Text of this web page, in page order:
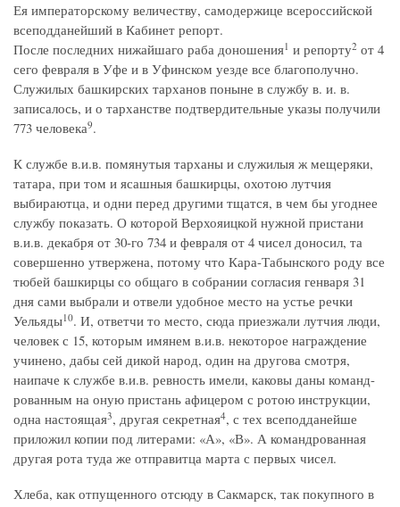
Ея императорскому величеству, самодержице всероссийской
всеподданейший в Кабинет репорт.
После последних нижайшаго раба доношения1 и репорту2 от 4
сего февраля в Уфе и в Уфинском уезде все благополучно.
Служилых башкирских тарханов поныне в службу в. и. в.
записалось, и о тарханстве подтвердительные указы получили
773 человека9.
К службе в.и.в. помянутыя тарханы и служилыя ж мещеряки,
татара, при том и ясашныя башкирцы, охотою лутчия
выбираютца, и одни перед другими тщатся, в чем бы угоднее
службу показать. О которой Верхояицкой нужной пристани
в.и.в. декабря от 30-го 734 и февраля от 4 чисел доносил, та
совершенно утвержена, потому что Кара-Табынского роду все
тюбей башкирцы со общаго в собрании согласия генваря 31
дня сами выбрали и отвели удобное место на устье речки
Уельяды10. И, ответчи то место, сюда приезжали лутчия люди,
человек с 15, которым имянем в.и.в. некоторое награждение
учинено, дабы сей дикой народ, один на другова смотря,
наипаче к службе в.и.в. ревность имели, каковы даны команд-
рованным на оную пристань афицером с ротою инструкции,
одна настоящая3, другая секретная4, с тех всеподданейше
приложил копии под литерами: «А», «В». А командрованная
другая рота туда же отправитца марта с первых чисел.
Хлеба, как отпущенного отсюду в Сакмарск, так покупного в